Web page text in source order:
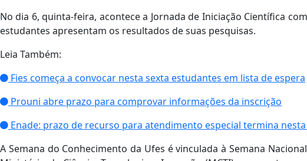
No dia 6, quinta-feira, acontece a Jornada de Iniciação Científica
estudantes apresentam os resultados de suas pesquisas.
Leia Também:
Fies começa a convocar nesta sexta estudantes em lista de espera
Prouni abre prazo para comprovar informações da inscrição
Enade: prazo de recurso para atendimento especial termina
A Semana do Conhecimento da Ufes é vinculada à Semana